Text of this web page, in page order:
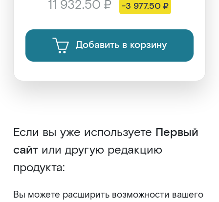
11 932.50 ₽ -3 977.50 ₽
Добавить в корзину
Если вы уже используете Первый
сайтили другую редакцию
продукта:
Вы можете расширить возможности вашего